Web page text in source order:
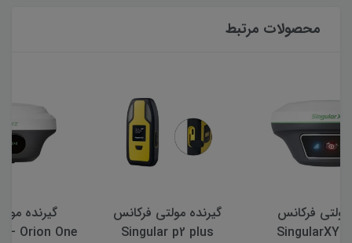
محصولات مرتبط
گیرنده مولتی فرکانس
Singular p2 plus
گیرنده مولتی فرکانس
Singular XYZ – Orion One